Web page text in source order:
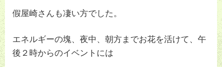
假屋崎さんも凄い方でした。
エネルギーの塊、夜中、朝方までお花を活けて、午
後２時からのイベントには